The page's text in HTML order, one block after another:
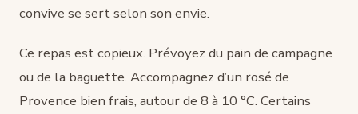
convive se sert selon son envie.
Ce repas est copieux. Prévoyez du pain de campagne
ou de la baguette. Accompagnez d’un rosé de
Provence bien frais, autour de 8 à 10 °C. Certains